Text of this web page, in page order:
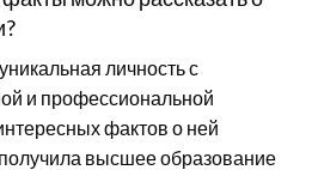
личность с
и профессиональной
фактов о ней
получила высшее образование